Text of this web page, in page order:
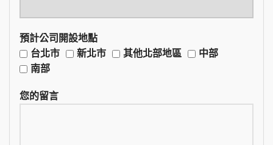
預計公司開設地點
台北市
新北市 其他北部地區
中部
南部
您的留言